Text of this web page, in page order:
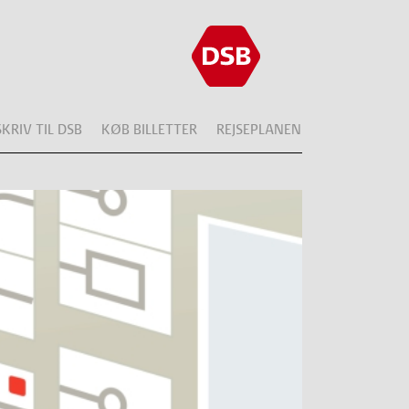
TIL DSB KØB BILLETTER REJSEPLANEN